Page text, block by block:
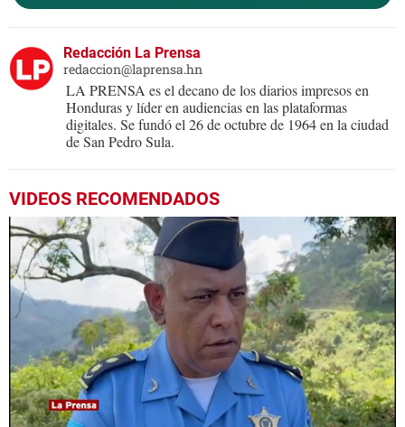
Redacción La Prensa
redaccion@laprensa.hn
LA PRENSA es el decano de los diarios impresos en
Honduras y líder en audiencias en las plataformas
digitales. Se fundó el 26 de octubre de 1964 en la ciudad
de San Pedro Sula.
VIDEOS RECOMENDADOS